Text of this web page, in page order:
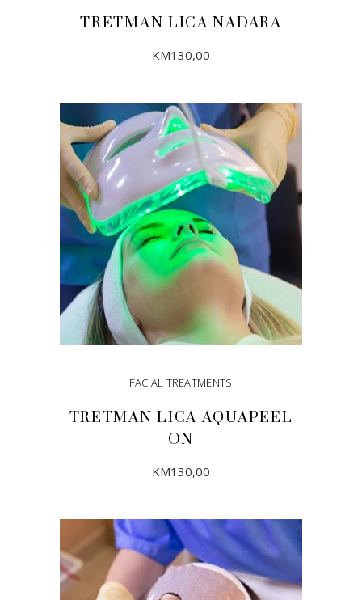
TRETMAN LICA NADARA
KM130,00
DODAJ U KORPU
FACIAL TREATMENTS
TRETMAN LICA AQUAPEEL
ON
KM130,00
DODAJ U KORPU